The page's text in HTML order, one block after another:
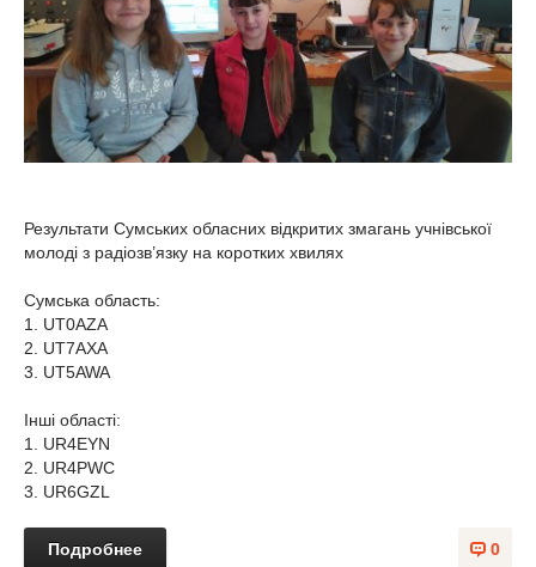
Результати Сумських обласних відкритих змагань учнівської
молоді з радіозв’язку на коротких хвилях
Сумська область:
1. UT0AZA
2. UT7AXA
3. UT5AWA
Інші області:
1. UR4EYN
2. UR4PWC
3. UR6GZL
0
Подробнее